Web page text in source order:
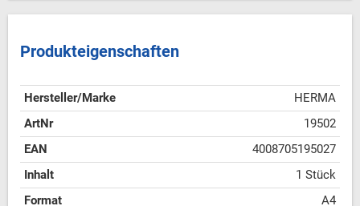
Produkteigenschaften
Hersteller/Marke
HERMA
ArtNr
19502
EAN
4008705195027
Inhalt
1 Stück
Format
A4